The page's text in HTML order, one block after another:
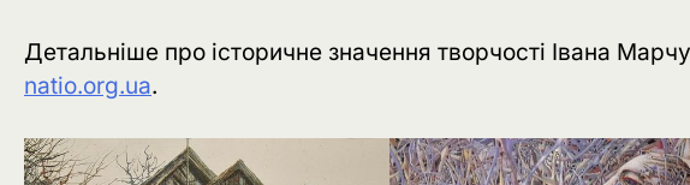
Детальніше про історичне значення творчості Івана
natio.org.ua.